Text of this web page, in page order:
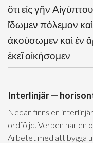
ὅτι εἰς γῆν
ἴδωμεν πόλεμον
ἀκούσωμεν καὶ ἐν
ἐκεῖ οἰκήσομεν
Interlinjär —
Nedan finns en
ordföljd. Verben har en
Arbetet med att bygga